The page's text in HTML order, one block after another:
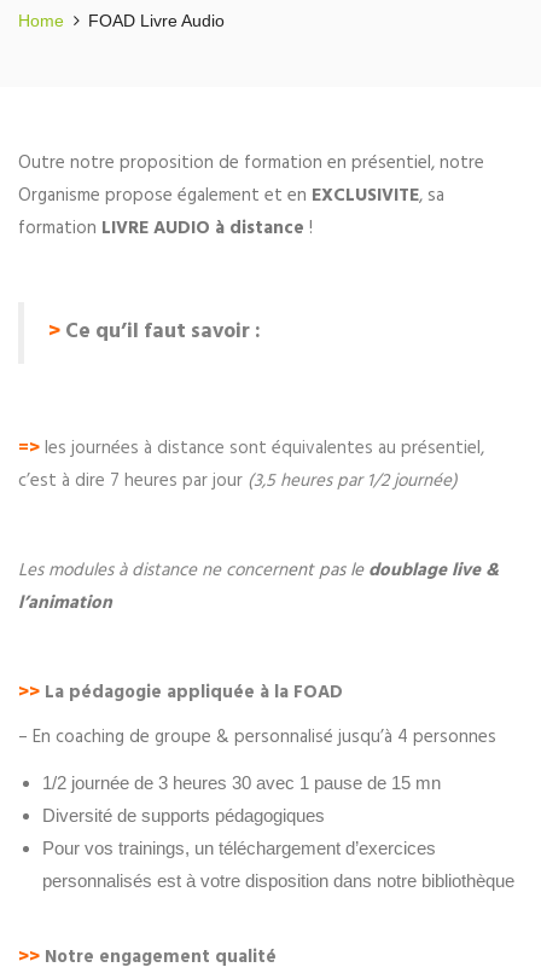
Home FOAD Livre Audio
Outre notre proposition de formation en présentiel, notre
Organisme propose également et en EXCLUSIVITE, sa
formation LIVRE AUDIO à distance !
>Ce qu’il faut savoir :
=>les journées à distance sont équivalentes au présentiel,
c’est à dire 7 heures par jour (3,5 heures par 1/2 journée)
Les modules à distance ne concernent pas ledoublage live &
l’animation
>> La pédagogie appliquée à la FOAD
– En coaching de groupe & personnalisé jusqu’à 4 personnes
1/2 journée de 3 heures 30 avec 1 pause de 15 mn
Diversité de supports pédagogiques
Pour vos trainings, un téléchargement d’exercices
personnalisés est à votre disposition dans notre bibliothèque
>> Notre engagement qualité